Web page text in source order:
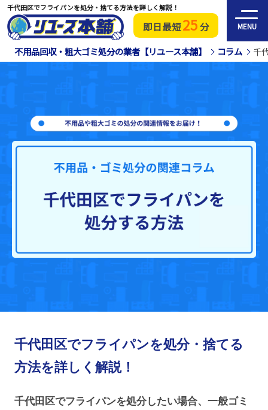
即日最短25分 MENU
千代田区でフライパンを処分・捨てる方法を詳しく解説！
不用品回収・粗大ゴミ処分の業者【リユース本舗】 コラム 千
千代田区でフライパンを処分・捨てる
方法を詳しく解説！
千代田区でフライパンを処分したい場合、一般ゴミ